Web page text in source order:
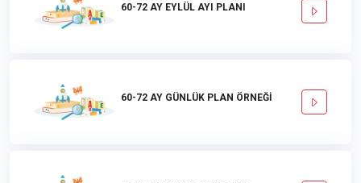
60-72 AY EYLÜL AYI PLANI
60-72 AY GÜNLÜK PLAN ÖRNEĞİ